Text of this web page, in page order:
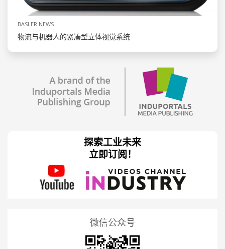
BASLER NEWS
物流与机器人的紧凑型立体视觉系统
探索工业未来
立即订阅！
微信公众号